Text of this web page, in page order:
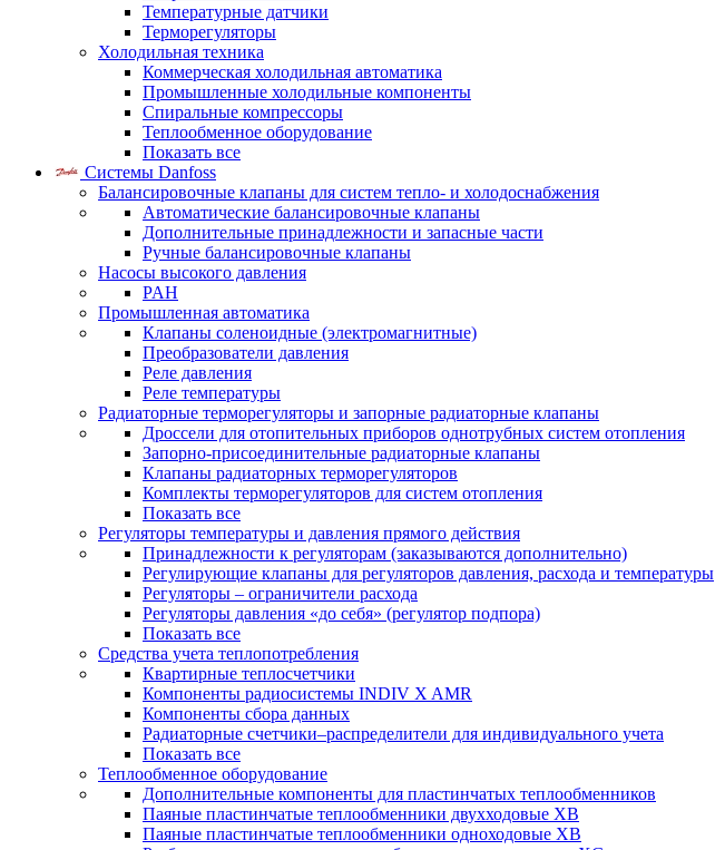
Температурные датчики
Терморегуляторы
Холодильная техника
Коммерческая холодильная автоматика
Промышленные холодильные компоненты
Спиральные компрессоры
Теплообменное оборудование
Показать все
Системы Danfoss
Балансировочные клапаны для систем тепло- и холодоснабжения
Автоматические балансировочные клапаны
Дополнительные принадлежности и запасные части
Ручные балансировочные клапаны
Насосы высокого давления
PAH
Промышленная автоматика
Клапаны соленоидные (электромагнитные)
Преобразователи давления
Реле давления
Реле температуры
Радиаторные терморегуляторы и запорные радиаторные клапаны
Дроссели для отопительных приборов однотрубных систем отопления
Запорно-присоединительные радиаторные клапаны
Клапаны радиаторных терморегуляторов
Комплекты терморегуляторов для систем отопления
Показать все
Регуляторы температуры и давления прямого действия
Принадлежности к регуляторам (заказываются дополнительно)
Регулирующие клапаны для регуляторов давления, расхода и температуры
Регуляторы – ограничители расхода
Регуляторы давления «до себя» (регулятор подпора)
Показать все
Средства учета теплопотребления
Квартирные теплосчетчики
Компоненты радиосистемы INDIV X AMR
Компоненты сбора данных
Радиаторные счетчики–распределители для индивидуального учета
Показать все
Теплообменное оборудование
Дополнительные компоненты для пластинчатых теплообменников
Паяные пластинчатые теплообменники двухходовые XB
Паяные пластинчатые теплообменники одноходовые ХВ